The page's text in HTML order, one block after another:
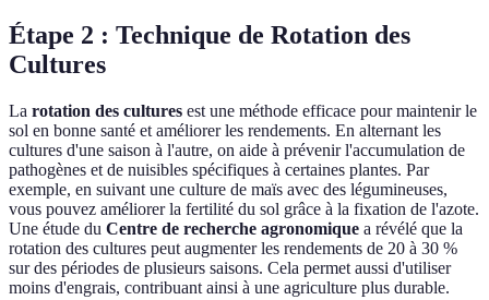
Étape 2 : Technique de Rotation des
Cultures
La rotation des cultures est une méthode efficace pour maintenir le
sol en bonne santé et améliorer les rendements. En alternant les
cultures d'une saison à l'autre, on aide à prévenir l'accumulation de
pathogènes et de nuisibles spécifiques à certaines plantes. Par
exemple, en suivant une culture de maïs avec des légumineuses,
vous pouvez améliorer la fertilité du sol grâce à la fixation de l'azote.
Une étude du Centre de recherche agronomique a révélé que la
rotation des cultures peut augmenter les rendements de 20 à 30 %
sur des périodes de plusieurs saisons. Cela permet aussi d'utiliser
moins d'engrais, contribuant ainsi à une agriculture plus durable.